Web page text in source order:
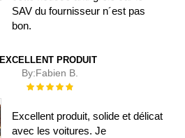
SAV du fournisseur n´est pas
bon.
EXCELLENT PRODUIT
By:Fabien B.
Évaluation :
Excellent produit, solide et délicat
avec les voitures. Je